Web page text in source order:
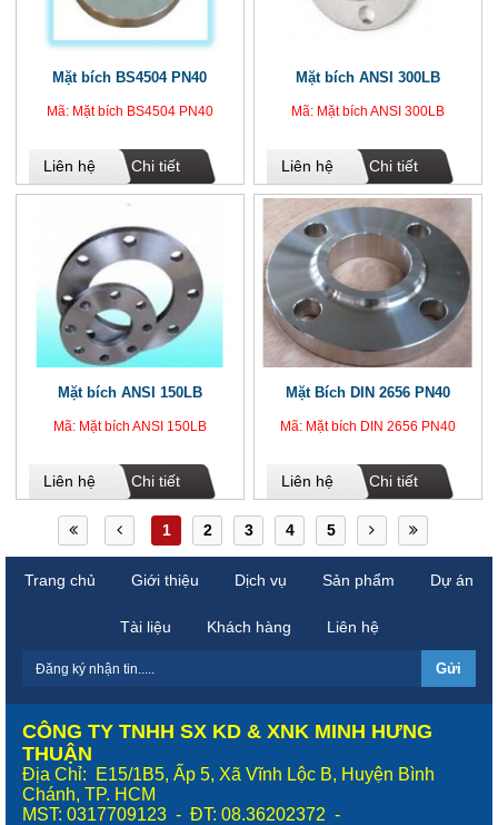
Mặt bích BS4504 PN40
Mã: Mặt bích BS4504 PN40
Liên hệ Chi tiết
Mặt bích ANSI 300LB
Mã: Mặt bích ANSI 300LB
Liên hệ Chi tiết
Mặt bích ANSI 150LB
Mã: Mặt bích ANSI 150LB
Liên hệ Chi tiết
Mặt Bích DIN 2656 PN40
Mã: Mặt bích DIN 2656 PN40
Liên hệ Chi tiết
1 2 3 4 5
Trang chủ Giới thiệu Dịch vụ Sản phẩm Dự án
Tài liệu Khách hàng Liên hệ
CÔNG TY TNHH SX KD & XNK MINH HƯNG
THUẬN
Địa Chỉ: E15/1B5, Ấp 5, Xã Vĩnh Lộc B, Huyện Bình
Chánh, TP. HCM
MST: 0317709123 - ĐT: 08.36202372 -